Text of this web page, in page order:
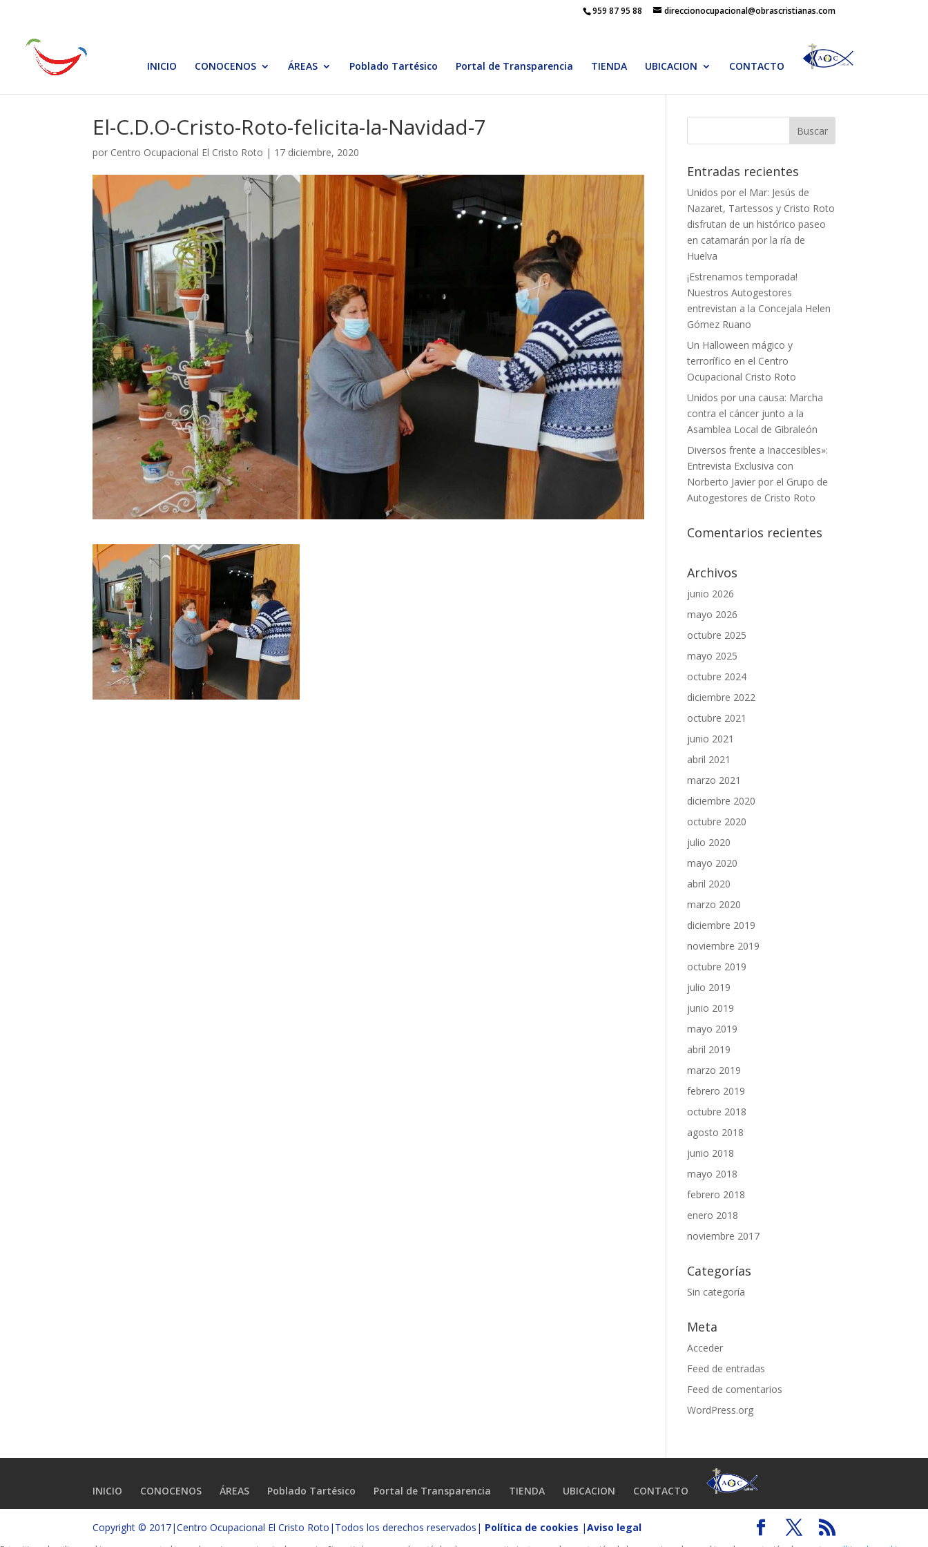
959 87 95 88 direccionocupacional@obrascristianas.com
INICIO CONOCENOS ÁREAS Poblado Tartésico Portal de Transparencia TIENDA UBICACION CONTACTO
El-C.D.O-Cristo-Roto-felicita-la-Navidad-7
por Centro Ocupacional El Cristo Roto | 17 diciembre, 2020
Entradas recientes
Unidos por el Mar: Jesús de
Nazaret, Tartessos y Cristo Roto
disfrutan de un histórico paseo
en catamarán por la ría de
Huelva
¡Estrenamos temporada!
Nuestros Autogestores
entrevistan a la Concejala Helen
Gómez Ruano
Un Halloween mágico y
terrorífico en el Centro
Ocupacional Cristo Roto
Unidos por una causa: Marcha
contra el cáncer junto a la
Asamblea Local de Gibraleón
Diversos frente a Inaccesibles»:
Entrevista Exclusiva con
Norberto Javier por el Grupo de
Autogestores de Cristo Roto
Comentarios recientes
Archivos
junio 2026
mayo 2026
octubre 2025
mayo 2025
octubre 2024
diciembre 2022
octubre 2021
junio 2021
abril 2021
marzo 2021
diciembre 2020
octubre 2020
julio 2020
mayo 2020
abril 2020
marzo 2020
diciembre 2019
noviembre 2019
octubre 2019
julio 2019
junio 2019
mayo 2019
abril 2019
marzo 2019
febrero 2019
octubre 2018
agosto 2018
junio 2018
mayo 2018
febrero 2018
enero 2018
noviembre 2017
Categorías
Sin categoría
Meta
Acceder
Feed de entradas
Feed de comentarios
WordPress.org
INICIO CONOCENOS ÁREAS Poblado Tartésico Portal de Transparencia TIENDA UBICACION CONTACTO
Copyright © 2017|Centro Ocupacional El Cristo Roto|Todos los derechos reservados| Política de cookies |Aviso legal